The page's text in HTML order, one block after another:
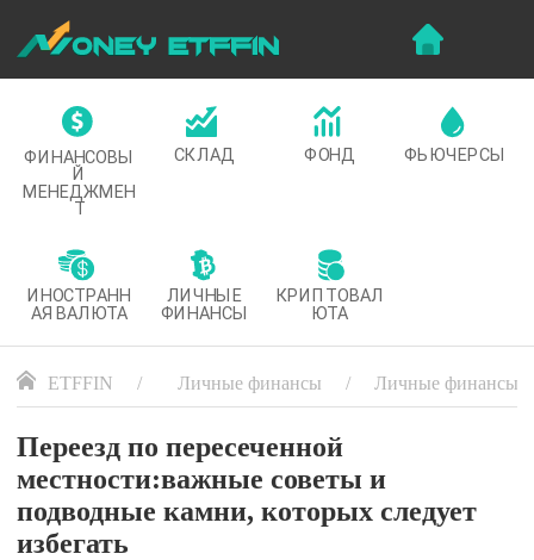
ФИНАНСОВЫ
Й
МЕНЕДЖМЕН
Т
СКЛАД ФОНД ФЬЮЧЕРСЫ
ИНОСТРАНН
АЯ ВАЛЮТА
ЛИЧНЫЕ
ФИНАНСЫ
КРИПТОВАЛ
ЮТА
ETFFIN Личные финансы Личные финансы
Переезд по пересеченной
местности:важные советы и
подводные камни, которых следует
избегать